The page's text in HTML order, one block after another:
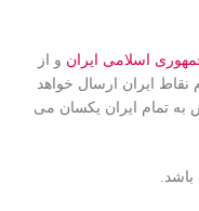
اسلامی ایران و از
ایران ارسال خواهد
تمام ایران یکسان می